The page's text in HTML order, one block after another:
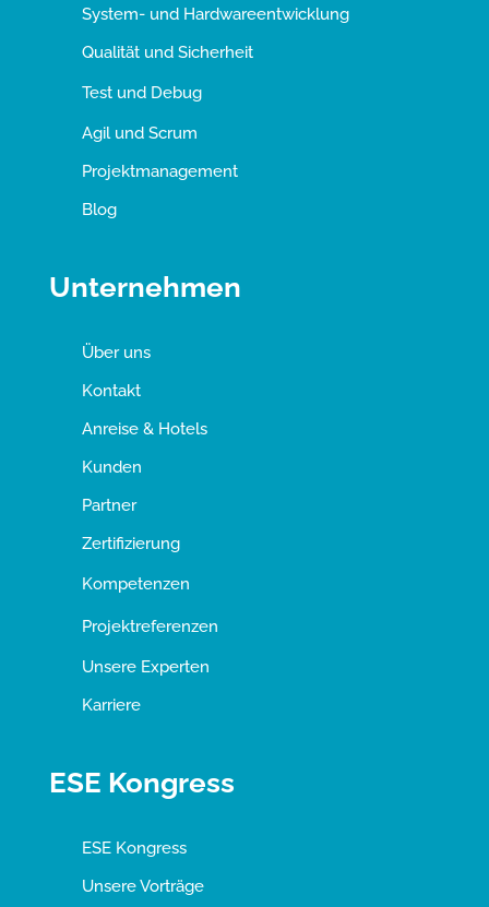
System- und Hardwareentwicklung
Qualität und Sicherheit
Test und Debug
Agil und Scrum
Projektmanagement
Blog
Unternehmen
Über uns
Kontakt
Anreise & Hotels
Kunden
Partner
Zertifizierung
Kompetenzen
Projektreferenzen
Unsere Experten
Karriere
ESE Kongress
ESE Kongress
Unsere Vorträge